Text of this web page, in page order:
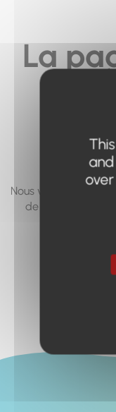
La
Nous vous invitons
de page, ou à